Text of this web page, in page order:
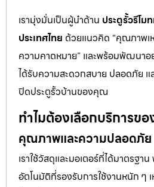
เรามุ่งมั่นเป็นผู้นำด้าน ประตูรั้วรีโม
ประเทศไทย ด้วยแนวคิด “คุณภาพเ
ความคาดหมาย” และพร้อมพัฒนาอ
ได้รับความสะดวกสบาย ปลอดภัย แ
ปิดประตูรั้วบ้านของคุณ
ทำไมต้องเลือกบริการขอ
คุณภาพและความปลอดภัย
เราใช้วัสดุและมอเตอร์ที่ได้มาตรฐ
อัตโนมัติที่รองรับการใช้งานหนัก ๆ